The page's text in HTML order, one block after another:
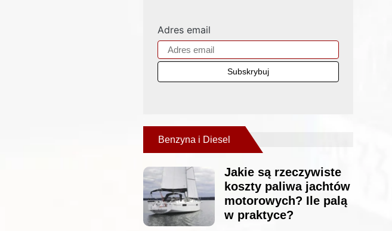
Adres email
Benzyna i Diesel
Jakie są rzeczywiste
koszty paliwa jachtów
motorowych? Ile palą
w praktyce?